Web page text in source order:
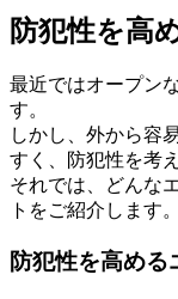
防犯性を高
最近ではオープン
す。
しかし、外から容
すく、防犯性を考
それでは、どんな
トをご紹介します。
防犯性を高める